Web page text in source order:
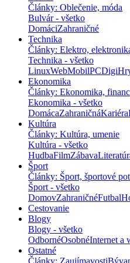
Články: Oblečenie, móda
Bulvár - všetko
DomáciZahraničné
Technika
Články: Elektro,
Technika - všetko
LinuxWebMobilPCDigi
Ekonomika
Články: Ekonomika,
Ekonomika - všetko
DomácaZahraničnáKariéra
Kultúra
Články: Kultúra, umenie
Kultúra - všetko
HudbaFilmZábava
Šport
Články: Šport, športové
Šport - všetko
DomovZahraničnéFutbal
Cestovanie
Blogy
Blogy - všetko
OdbornéOsobnéInternet a
Ostatné
Články: Zaujímavosti